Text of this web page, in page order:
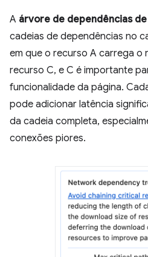
A árvore de dependências
cadeias de dependências no
em que o recurso A carrega o
recurso C, e C é importante
funcionalidade da página.
pode adicionar latência
da cadeia completa,
conexões piores.